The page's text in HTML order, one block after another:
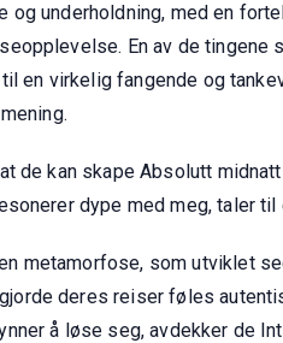
og underholdning, med en
En av de tingene
en virkelig fangende og
de kan skape Absolutt
dype med meg, taler
metamorfose, som utviklet
deres reiser føles
å løse seg, avdekker de